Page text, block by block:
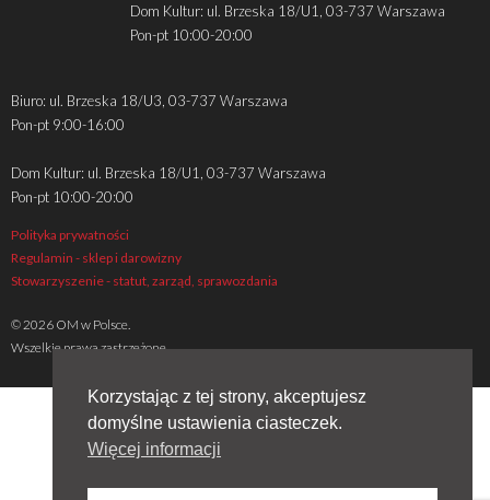
Dom Kultur: ul. Brzeska 18/U1, 03-737 Warszawa
Pon-pt 10:00-20:00
Biuro: ul. Brzeska 18/U3, 03-737 Warszawa
Pon-pt 9:00-16:00
Dom Kultur: ul. Brzeska 18/U1, 03-737 Warszawa
Pon-pt 10:00-20:00
Polityka prywatności
Regulamin - sklep i darowizny
Stowarzyszenie - statut, zarząd, sprawozdania
© 2026 OM w Polsce.
Wszelkie prawa zastrzeżone
Korzystając z tej strony, akceptujesz
domyślne ustawienia ciasteczek.
Więcej informacji